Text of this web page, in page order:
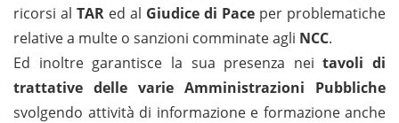
ricorsi al TAR ed al Giudice di Pace per problematiche
relative a multe o sanzioni comminate agli NCC.
Ed inoltre garantisce la sua presenza neitavoli di
trattative delle varie Amministrazioni Pubbliche
svolgendo attività di informazione e formazione anche